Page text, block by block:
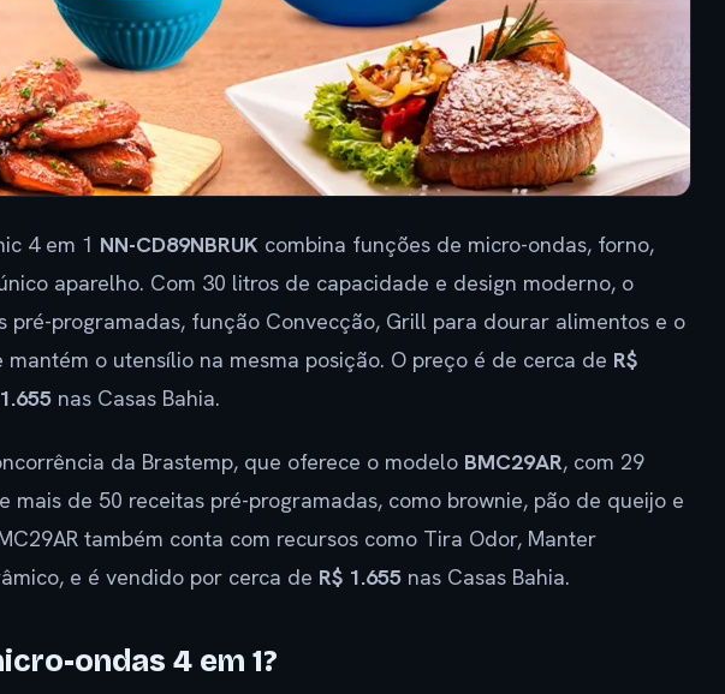
4 em 1 NN-CD89NBRUK combina funções de micro-ondas, forno,
aparelho. Com 30 litros de capacidade e design moderno, o
pré-programadas, função Convecção, Grill para dourar alimentos e o
mantém o utensílio na mesma posição. O preço é de cerca de R$
nas Casas Bahia.
da Brastemp, que oferece o modelo BMC29AR, com 29
mais de 50 receitas pré-programadas, como brownie, pão de queijo e
também conta com recursos como Tira Odor, Manter
e é vendido por cerca de R$ 1.655 nas Casas Bahia.
ondas 4 em 1?